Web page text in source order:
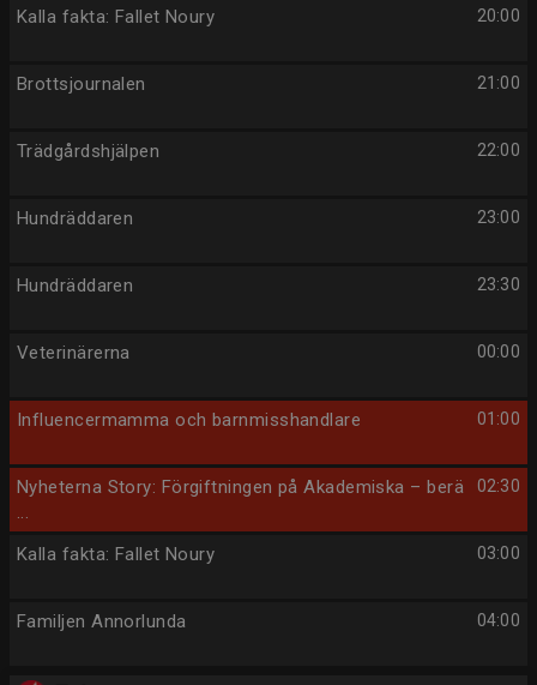
20:00
Kalla fakta: Fallet Noury
21:00
Brottsjournalen
22:00
Trädgårdshjälpen
23:00
Hundräddaren
23:30
Hundräddaren
00:00
Veterinärerna
01:00
Influencermamma och barnmisshandlare
02:30
Nyheterna Story: Förgiftningen på Akademiska – berä
...
03:00
Kalla fakta: Fallet Noury
04:00
Familjen Annorlunda